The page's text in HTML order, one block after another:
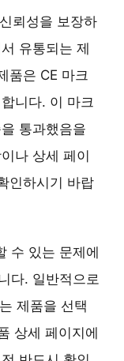
뢰성을 보장하
유통되는 제
품은 CE 마크
니다. 이 마크
통과했음을
나 상세 페이
인하시기 바랍
수 있는 문제에
다. 일반적으로
제품을 선택
상세 페이지에